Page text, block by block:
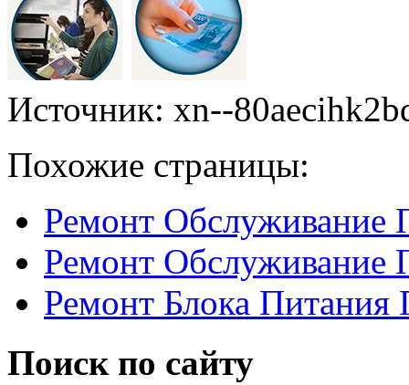
Источник: xn--
Похожие страницы:
Ремонт Обслуживание
Ремонт Обслуживание
Ремонт Блока Питания
Поиск по сайту